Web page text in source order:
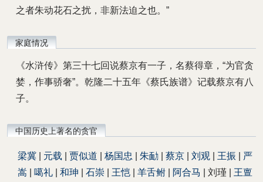
之者朱动花石之扰，非新法迫之也。”
家庭情况
《水浒传》第三十七回说蔡京有一子，名蔡得章，“为官贪
婪，作事骄奢”。乾隆二十五年《蔡氏族谱》记载蔡京有八
子。
中国历史上著名的贪官
梁冀 元载 贾似道 杨国忠 朱勔 蔡京 刘观 王振
严
嵩
噶礼 和珅 石崇 王恺 羊舌鲋 阿合马 | 刘瑾 | 王亶